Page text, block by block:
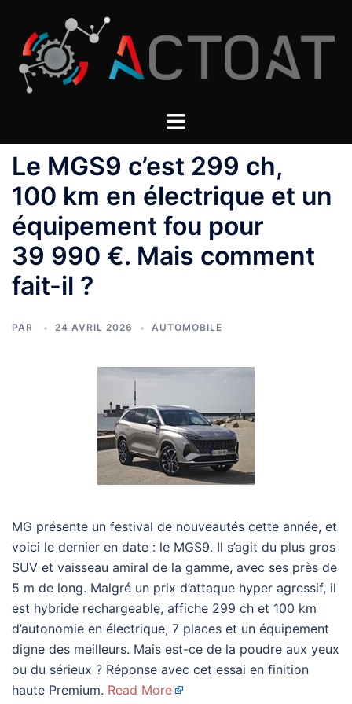
contenu
Le MGS9 c’est 299 ch,
100 km en électrique et un
équipement fou pour
39 990 €. Mais comment
fait-il ?
PAR 24 AVRIL 2026 AUTOMOBILE
MG présente un festival de nouveautés cette année, et
voici le dernier en date : le MGS9. Il s’agit du plus gros
SUV et vaisseau amiral de la gamme, avec ses près de
5 m de long. Malgré un prix d’attaque hyper agressif, il
est hybride rechargeable, affiche 299 ch et 100 km
d’autonomie en électrique, 7 places et un équipement
digne des meilleurs. Mais est-ce de la poudre aux yeux
ou du sérieux ? Réponse avec cet essai en finition
haute Premium. Read More